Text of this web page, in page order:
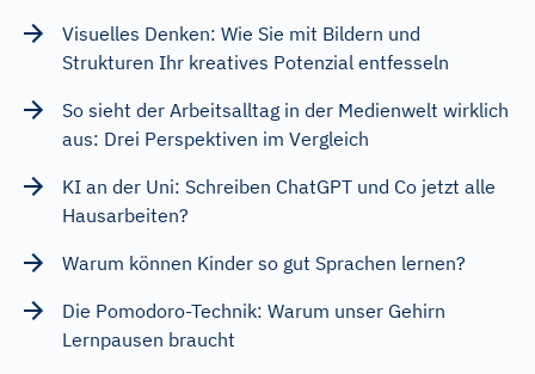
Visuelles Denken: Wie Sie mit Bildern und
Strukturen Ihr kreatives Potenzial entfesseln
So sieht der Arbeitsalltag in der Medienwelt wirklich
aus: Drei Perspektiven im Vergleich
KI an der Uni: Schreiben ChatGPT und Co jetzt alle
Hausarbeiten?
Warum können Kinder so gut Sprachen lernen?
Die Pomodoro-Technik: Warum unser Gehirn
Lernpausen braucht